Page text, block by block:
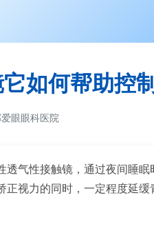
如何帮助控
眼眼科医院
透气性接触镜，通过夜间睡
正视力的同时，一定程度延